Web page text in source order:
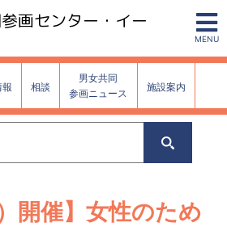
画センター・イー
MENU
報 相談
男女共同
参画ニュース
施設案内
検
索
開催】女性のため